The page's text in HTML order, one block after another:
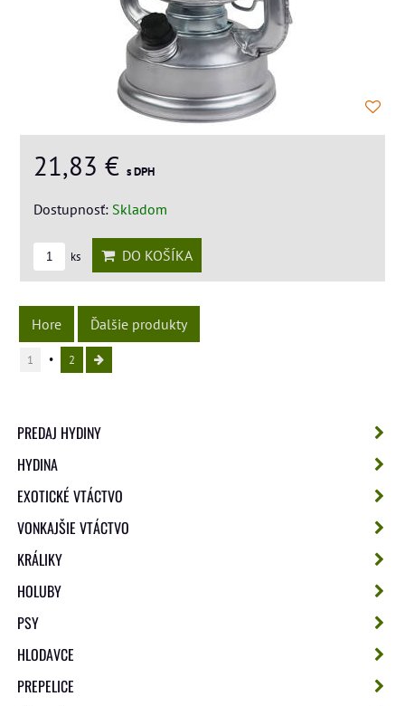
21,83 € s DPH
Dostupnosť: Skladom
ks DO KOŠÍKA
Hore Ďalšie produkty
1 2
PREDAJ HYDINY
HYDINA
EXOTICKÉ VTÁCTVO
VONKAJŠIE VTÁCTVO
KRÁLIKY
HOLUBY
PSY
HLODAVCE
PREPELICE